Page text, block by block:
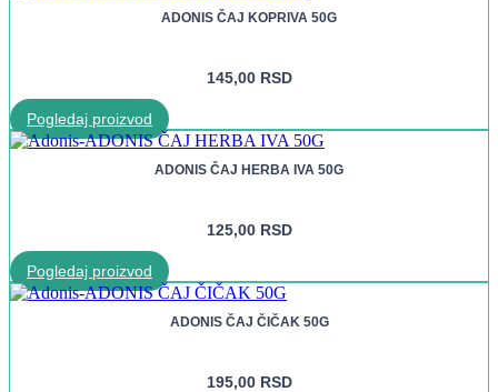
ADONIS ČAJ KOPRIVA 50G
145,00 RSD
Pogledaj proizvod
ADONIS ČAJ HERBA IVA 50G
125,00 RSD
Pogledaj proizvod
ADONIS ČAJ ČIČAK 50G
195,00 RSD